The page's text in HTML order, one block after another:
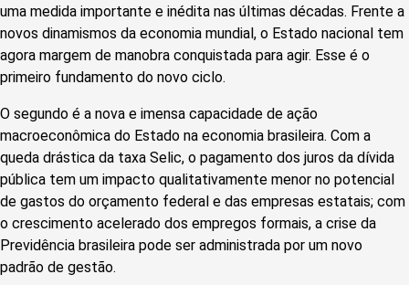
uma medida importante e inédita nas últimas décadas. Frente a
novos dinamismos da economia mundial, o Estado nacional tem
agora margem de manobra conquistada para agir. Esse é o
primeiro fundamento do novo ciclo.
O segundo é a nova e imensa capacidade de ação
macroeconômica do Estado na economia brasileira. Com a
queda drástica da taxa Selic, o pagamento dos juros da dívida
pública tem um impacto qualitativamente menor no potencial
de gastos do orçamento federal e das empresas estatais; com
o crescimento acelerado dos empregos formais, a crise da
Previdência brasileira pode ser administrada por um novo
padrão de gestão.